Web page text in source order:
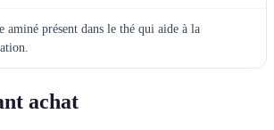
aminé présent dans le thé qui aide à la
achat